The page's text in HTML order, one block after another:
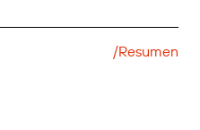
/Resumen